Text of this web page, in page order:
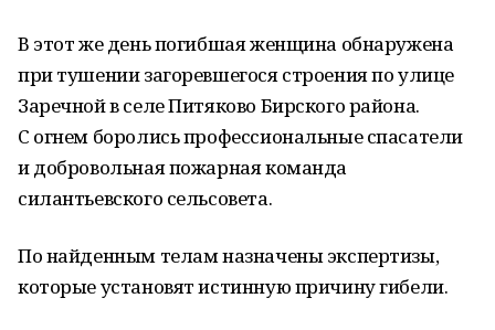
В этот же день погибшая женщина обнаружена
при тушении загоревшегося строения по улице
Заречной в селе Питяково Бирского района.
С огнем боролись профессиональные спасатели
и добровольная пожарная команда
силантьевского сельсовета.
По найденным телам назначены экспертизы,
которые установят истинную причину гибели.